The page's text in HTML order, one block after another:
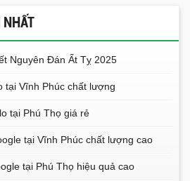
NHẤT
Nguyên Đán Ất Tỵ 2025
tại Vĩnh Phúc chất lượng
tại Phú Thọ giá rẻ
tại Vĩnh Phúc chất lượng cao
tại Phú Thọ hiệu quả cao